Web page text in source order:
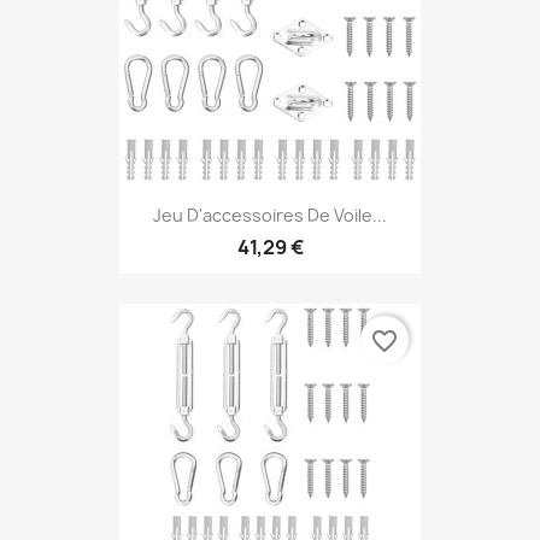
Jeu D'accessoires De Voile...
41,29 €
favorite_border